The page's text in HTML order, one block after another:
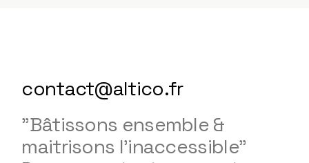
contact@altico.fr
"Bâtissons ensemble &
maitrisons l'inaccessible"